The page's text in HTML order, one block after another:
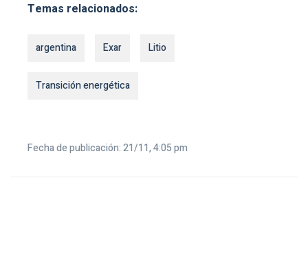
Temas relacionados:
argentina Exar Litio
Transición energética
Fecha de publicación: 21/11, 4:05 pm